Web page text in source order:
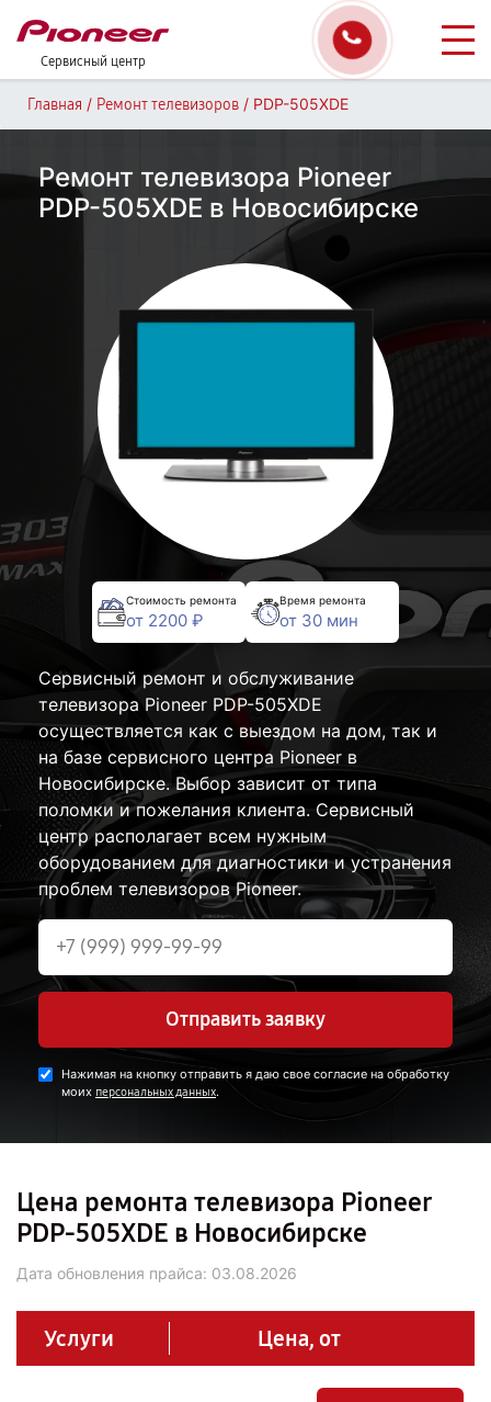
Сервисный центр
Главная / Ремонт телевизоров / PDP-505XDE
Ремонт телевизора Pioneer
PDP-505XDE в Новосибирске
Стоимость ремонта
от 2200 ₽
Время ремонта
от 30 мин
Сервисный ремонт и обслуживание
телевизора Pioneer PDP-505XDE
осуществляется как с выездом на дом, так и
на базе сервисного центра Pioneer в
Новосибирске. Выбор зависит от типа
поломки и пожелания клиента. Сервисный
центр располагает всем нужным
оборудованием для диагностики и устранения
проблем телевизоров Pioneer.
Отправить заявку
Нажимая на кнопку отправить я даю свое согласие на обработку
моих персональных данных.
Цена ремонта телевизора Pioneer
PDP-505XDE в Новосибирске
Дата обновления прайса: 03.08.2026
Услуги Цена, от